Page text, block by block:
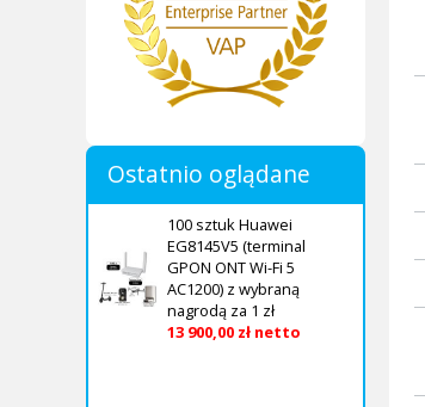
Ostatnio oglądane
100 sztuk Huawei
EG8145V5 (terminal
GPON ONT Wi-Fi 5
AC1200) z wybraną
nagrodą za 1 zł
13 900,00 zł netto